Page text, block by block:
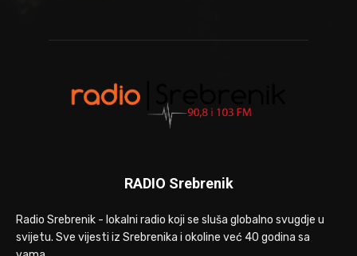
RADIO Srebrenik
Radio Srebrenik - lokalni radio koji se sluša globalno svugdje u
svijetu. Sve vijesti iz Srebrenika i okoline već 40 godina sa